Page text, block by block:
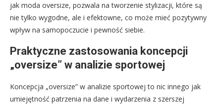
jak moda oversize, pozwala na tworzenie stylizacji, które są
nie tylko wygodne, ale i efektowne, co może mieć pozytywny
wpływ na samopoczucie i pewność siebie.
Praktyczne zastosowania koncepcji
„oversize” w analizie sportowej
Koncepcja „oversize” w analizie sportowej to nic innego jak
umiejętność patrzenia na dane i wydarzenia z szerszej